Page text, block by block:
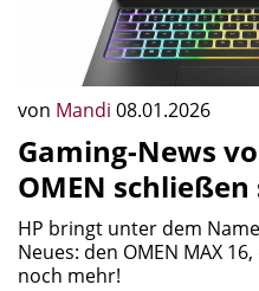
von Mandi 08.01.2026
Gaming-News
OMEN
HP bringt unter dem
Neues: den OMEN MAX
noch mehr!